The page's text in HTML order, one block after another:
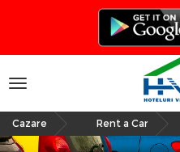
Cazare Rent a Car